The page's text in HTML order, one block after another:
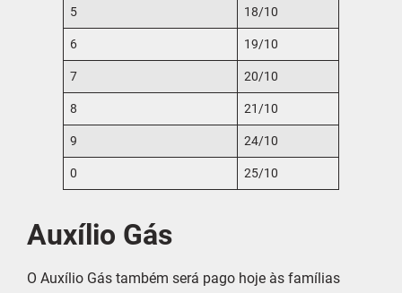
5 18/10
6 19/10
7 20/10
8 21/10
9 24/10
0 25/10
Auxílio Gás
O Auxílio Gás também será pago hoje às famílias